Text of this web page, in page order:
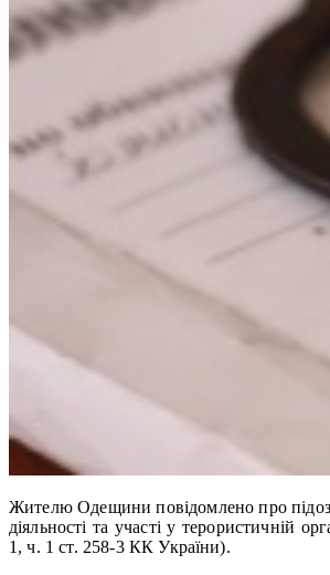
Жителю Одещини повідомлено про
діяльності та участі у терористичній
1, ч. 1 ст. 258-3 КК України).